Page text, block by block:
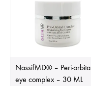
NassifMD®️ – Peri-orbital
eye complex – 30 ML